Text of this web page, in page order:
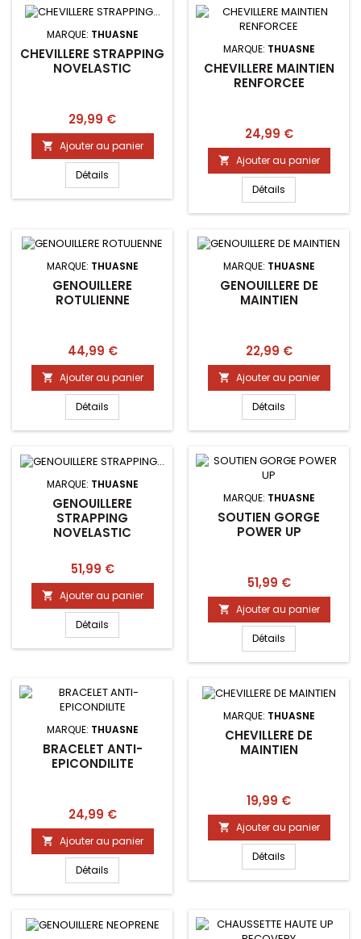
MARQUE: THUASNE
CHEVILLERE STRAPPING
NOVELASTIC
Prix
29,99 €
 Ajouter au panier
Détails
MARQUE: THUASNE
CHEVILLERE MAINTIEN
RENFORCEE
Prix
24,99 €
 Ajouter au panier
Détails
MARQUE: THUASNE
GENOUILLERE
ROTULIENNE
Prix
44,99 €
 Ajouter au panier
Détails
MARQUE: THUASNE
GENOUILLERE DE
MAINTIEN
Prix
22,99 €
 Ajouter au panier
Détails
MARQUE: THUASNE
GENOUILLERE
STRAPPING
NOVELASTIC
Prix
51,99 €
 Ajouter au panier
Détails
MARQUE: THUASNE
SOUTIEN GORGE
POWER UP
Prix
51,99 €
 Ajouter au panier
Détails
MARQUE: THUASNE
BRACELET ANTI-
EPICONDILITE
Prix
24,99 €
 Ajouter au panier
Détails
MARQUE: THUASNE
CHEVILLERE DE
MAINTIEN
Prix
19,99 €
 Ajouter au panier
Détails